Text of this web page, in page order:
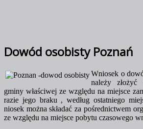
Dowód osobisty Poznań
Wniosek o
należy złożyć
gminy właściwej ze względu na miejsce
razie jego braku , według ostatniego
niosek można składać za pośrednictwem
ze względu na miejsce pobytu czasowego